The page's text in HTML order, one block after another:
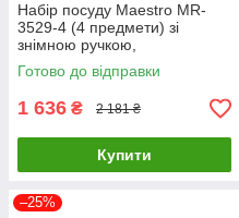
Набір посуду Maestro MR-
3529-4 (4 предмети) зі
знімною ручкою,
антипригарне покриття, для
всіх типів плит
Готово до відправки
1 636 ₴ 2 181 ₴
Купити
–25%